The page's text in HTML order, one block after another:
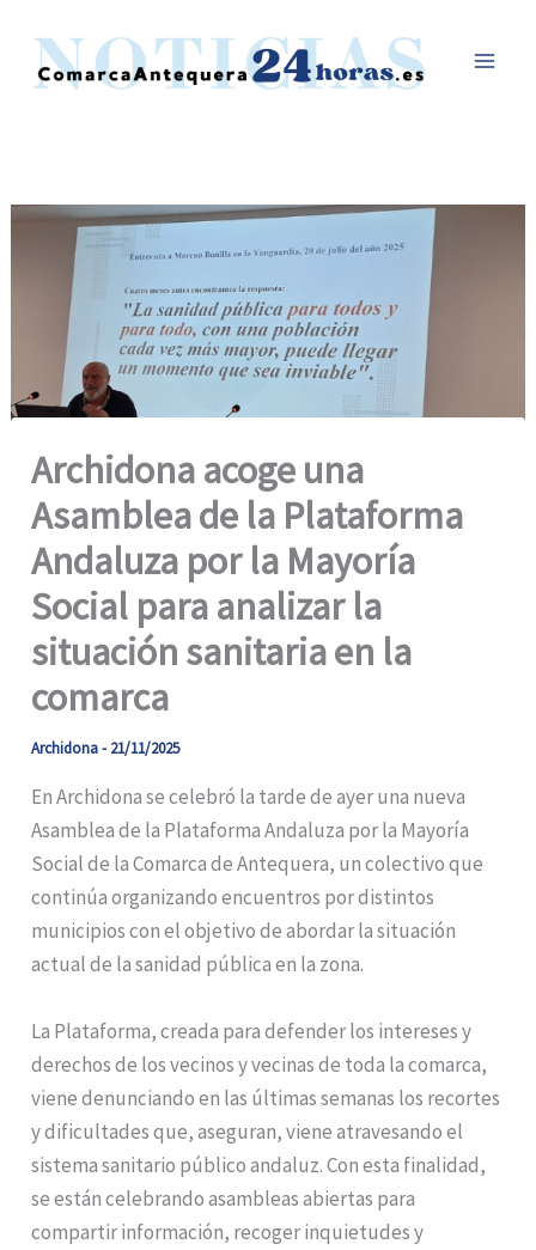
contenido
Archidona acoge una
Asamblea de la Plataforma
Andaluza por la Mayoría
Social para analizar la
situación sanitaria en la
comarca
Archidona- 21/11/2025
En Archidona se celebró la tarde de ayer una nueva
Asamblea de la Plataforma Andaluza por la Mayoría
Social de la Comarca de Antequera, un colectivo que
continúa organizando encuentros por distintos
municipios con el objetivo de abordar la situación
actual de la sanidad pública en la zona.
La Plataforma, creada para defender los intereses y
derechos de los vecinos y vecinas de toda la comarca,
viene denunciando en las últimas semanas los recortes
y dificultades que, aseguran, viene atravesando el
sistema sanitario público andaluz. Con esta finalidad,
se están celebrando asambleas abiertas para
compartir información, recoger inquietudes y